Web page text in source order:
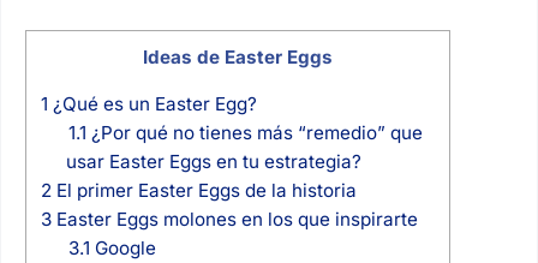
Ideas de Easter Eggs
1 ¿Qué es un Easter Egg?
1.1 ¿Por qué no tienes más “remedio” que
usar Easter Eggs en tu estrategia?
2El primer Easter Eggs de la historia
3Easter Eggs molones en los que inspirarte
3.1 Google